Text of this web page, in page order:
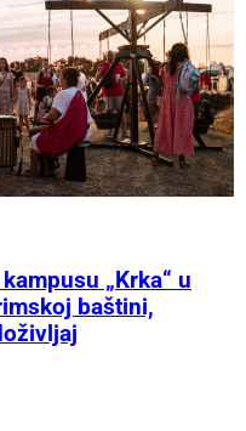
„Krka“ u
baštini,